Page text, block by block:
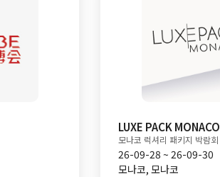
LUXE PACK MONACO
모나코 럭셔리 패키지 박람회
26-09-28 ~ 26-09-30
모나코, 모나코